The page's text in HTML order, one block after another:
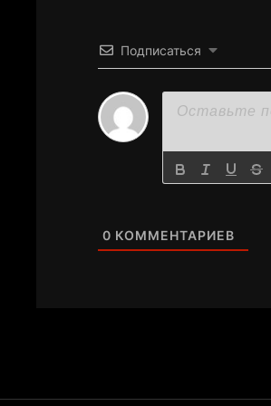
Подписаться
0 КОММЕНТАРИЕВ